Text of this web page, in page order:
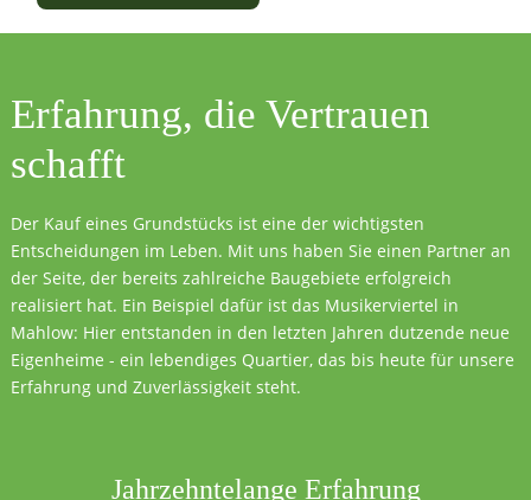
Erfahrung, die Vertrauen
schafft
Der Kauf eines Grundstücks ist eine der wichtigsten
Entscheidungen im Leben. Mit uns haben Sie einen Partner an
der Seite, der bereits zahlreiche Baugebiete erfolgreich
realisiert hat. Ein Beispiel dafür ist das Musikerviertel in
Mahlow: Hier entstanden in den letzten Jahren dutzende neue
Eigenheime - ein lebendiges Quartier, das bis heute für unsere
Erfahrung und Zuverlässigkeit steht.
Jahrzehntelange Erfahrung